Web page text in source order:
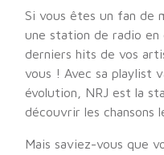
Si vous êtes un fan de
une station de radio
derniers hits de vos
vous ! Avec sa playlist
évolution, NRJ est la
découvrir les chansons
Mais saviez-vous que